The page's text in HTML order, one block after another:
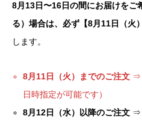
8月13日〜16日の間にお届けをご
る）場合は、必ず【8月11日（火
します。
8月11日（火）までのご注文 ⇒
日時指定が可能です）
8月12日（水）以降のご注文